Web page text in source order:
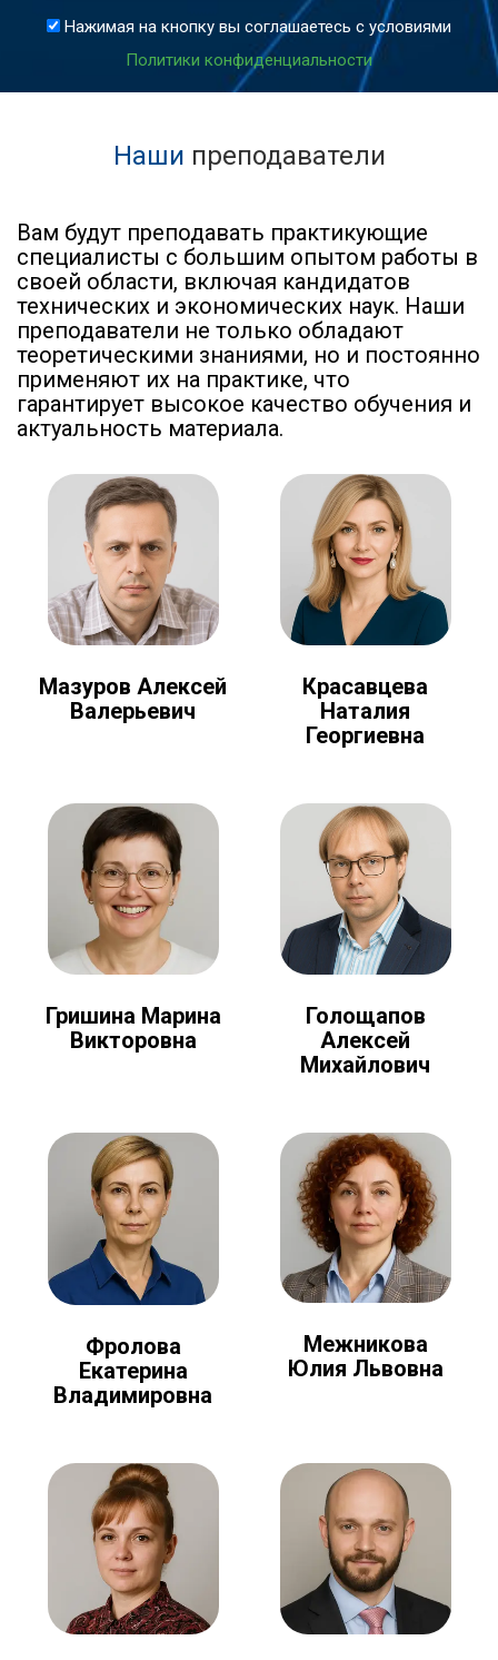
Нажимая на кнопку вы соглашаетесь с условиями
Политики конфиденциальности
Наши преподаватели
Вам будут преподавать практикующие
специалисты с большим опытом работы в
своей области, включая кандидатов
технических и экономических наук. Наши
преподаватели не только обладают
теоретическими знаниями, но и постоянно
применяют их на практике, что
гарантирует высокое качество обучения и
актуальность материала.
Мазуров Алексей
Валерьевич
Красавцева
Наталия
Георгиевна
Гришина Марина
Викторовна
Голощапов
Алексей
Михайлович
Фролова
Екатерина
Владимировна
Межникова
Юлия Львовна